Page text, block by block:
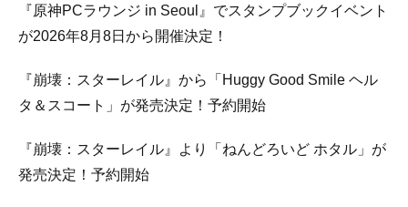
『原神PCラウンジ in Seoul』でスタンプブックイベント
が2026年8月8日から開催決定！
『崩壊：スターレイル』から「Huggy Good Smile ヘル
タ＆スコート」が発売決定！予約開始
『崩壊：スターレイル』より「ねんどろいど ホタル」が
発売決定！予約開始